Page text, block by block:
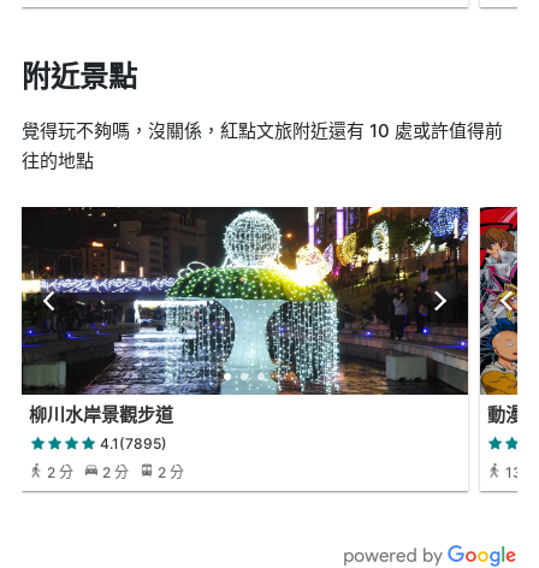
附近景點
覺得玩不夠嗎，沒關係，紅點文旅附近還有 10 處或許值得前
往的地點
柳川水岸景觀步道
4.1(7895)
2 分
2 分 2 分
動漫
13 分